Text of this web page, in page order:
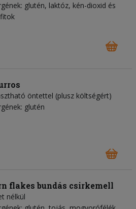
glutén, laktóz, kén-dioxid és
öntettel (plusz költségért)
glutén
flakes bundás csirkemell
nélkül